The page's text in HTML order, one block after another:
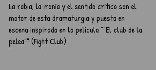
La rabia, la ironía y el sentido crítico son el
motor de esta dramaturgia y puesta en
escena inspirada en la pelicula ""El club de la
pelea"" (Fight Club)